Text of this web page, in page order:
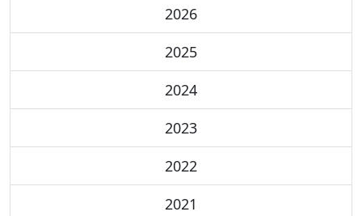
2026
2025
2024
2023
2022
2021